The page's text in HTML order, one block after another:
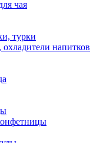
чая
турки
напитков